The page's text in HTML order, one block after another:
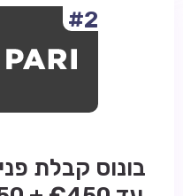
בלוג וחדשות#2